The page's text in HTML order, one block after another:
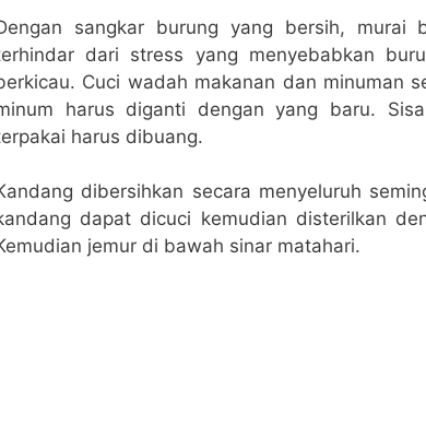
sangkar burung yang bersih,
dari stress yang menyebabkan
Cuci wadah makanan dan minuman
harus diganti dengan yang baru.
harus dibuang.
dibersihkan secara menyeluruh
dapat dicuci kemudian disterilkan
jemur di bawah sinar matahari.